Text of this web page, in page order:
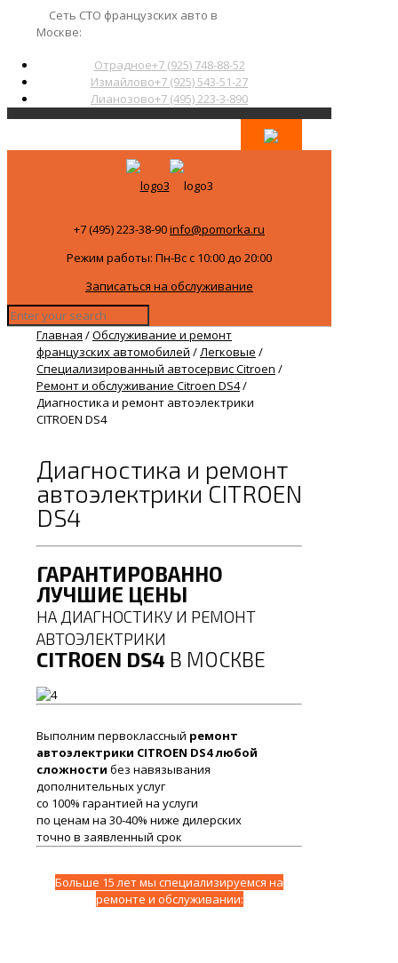
Сеть СТО французских авто в
Москве:
Отрадное+7 (925) 748-88-52
Измайлово+7 (925) 543-51-27
Лианозово+7 (495) 223-3-890
+7 (495) 223-38-90info@pomorka.ru
Режим работы: Пн-Вс с 10:00 до 20:00
Записаться на обслуживание
Главная /Обслуживание и ремонт
французских автомобилей /Легковые /
Специализированный автосервис Citroen /
Ремонт и обслуживание Citroen DS4/
Диагностика и ремонт автоэлектрики
CITROEN DS4
Диагностика и ремонт
автоэлектрики CITROEN
DS4
ГАРАНТИРОВАННО
ЛУЧШИЕ ЦЕНЫ
НА ДИАГНОСТИКУ И РЕМОНТ
АВТОЭЛЕКТРИКИ
CITROEN DS4 В МОСКВЕ
Выполним первоклассный ремонт
автоэлектрики CITROEN DS4 любой
сложности без навязывания
дополнительных услуг
со 100% гарантией на услуги
по ценам на 30-40% ниже дилерских
точно в заявленный срок
Больше 15 лет мы специализируемся на
ремонте и обслуживании: